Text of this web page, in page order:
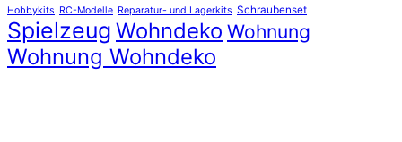
Hobbykits RC-Modelle Reparatur- und Lagerkits Schraubenset
Spielzeug Wohndeko Wohnung
Wohnung Wohndeko